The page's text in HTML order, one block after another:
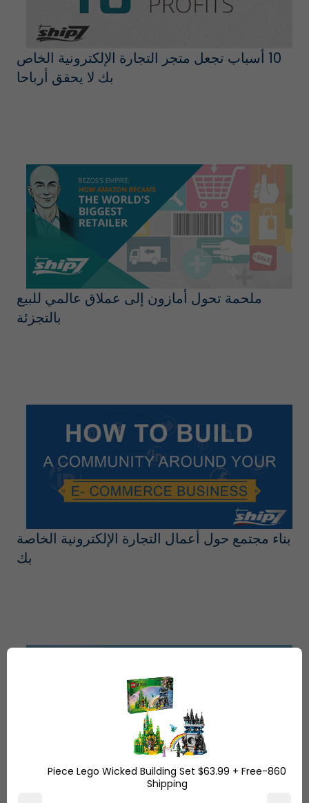
10 أسباب تجعل متجر التجارة الإلكترونية الخاص
بك لا يحقق أرباحا
ملحمة تحول أمازون إلى عملاق عالمي للبيع
بالتجزئة
بناء مجتمع حول أعمال التجارة الإلكترونية الخاصة
بك
860-Piece Lego Wicked Building Set $63.99 + Free
Shipping